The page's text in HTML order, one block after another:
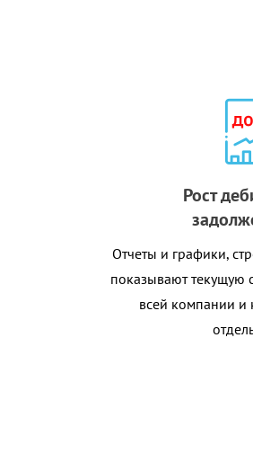
Рост
Отчеты и графики,
показывают текущую
всей компании и